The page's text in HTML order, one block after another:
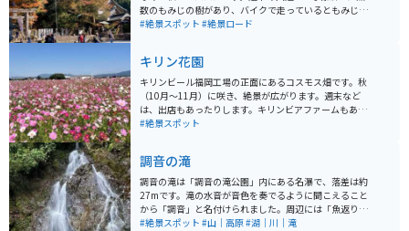
数のもみじの樹があり、バイクで走っているともみじの
ゲートの中を通行しているようで車では味わえない壮大
もみじの世界が広がっていて日々の喧騒を忘れることが
できます。
#絶景スポット #絶景ロード
キリン花園
キリンビール福岡工場の正面にあるコスモス畑です。秋
（10月〜11月）に咲き、絶景が広がります。週末など
は、出店もあったりします。キリンビアファームもあ
り、飲食することも可能です。予約は必要ですが、キリ
#絶景スポット
調音の滝
調音の滝は「調音の滝公園」内にある名瀑で、落差は約
27mです。滝の水音が音色を奏でるように聞こえること
から「調音」と名付けられました。周辺には「魚返りの
滝」や「斧淵の滝」もあり、総称して「巨瀬の三滝」と
#絶景スポット #山｜高原#湖｜川｜滝